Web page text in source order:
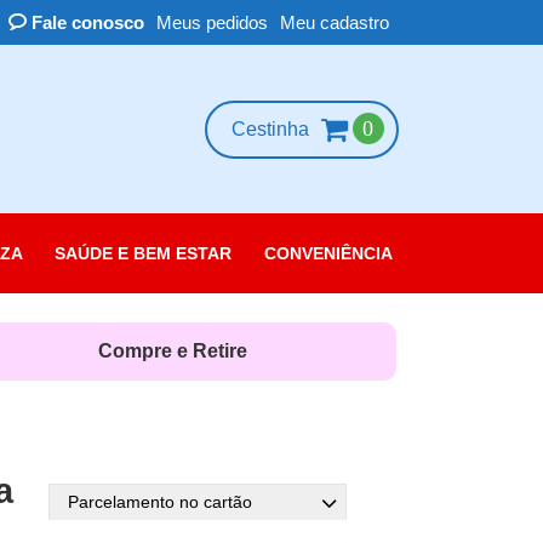
Fale conosco Meus pedidos Meu cadastro
Cestinha 0
das Unhas
SAÚDE E BEM ESTAR CONVENIÊNCIA
Compre e Retire
Parcelamento no cartão